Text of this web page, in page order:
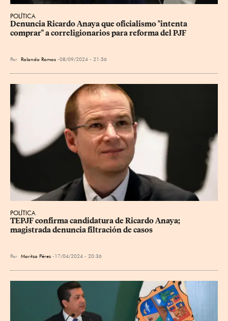
POLÍTICA
Denuncia Ricardo Anaya que oficialismo "intenta
comprar" a correligionarios para reforma del PJF
Por Rolando Ramos 08/09/2024 - 21:56
POLÍTICA
TEPJF confirma candidatura de Ricardo Anaya;
magistrada denuncia filtración de casos
Por Maritza Pérez 17/04/2024 - 20:36